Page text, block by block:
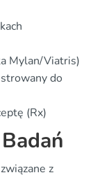
Mylan/Viatris)
do
(Rx)
z